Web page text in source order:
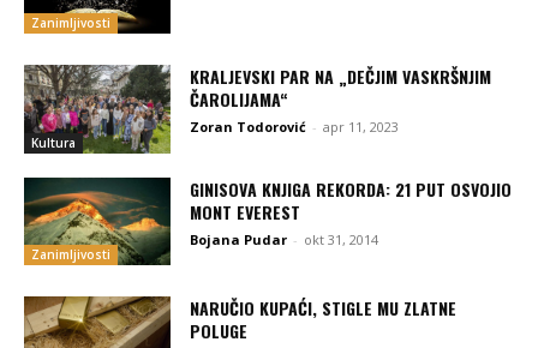
Zanimljivosti
Kultura
KRALJEVSKI PAR NA „DEČJIM VASKRŠNJIM
ČAROLIJAMA“
Zoran Todorović - apr 11, 2023
Zanimljivosti
GINISOVA KNJIGA REKORDA: 21 PUT OSVOJIO
MONT EVEREST
Bojana Pudar - okt 31, 2014
NARUČIO KUPAĆI, STIGLE MU ZLATNE
POLUGE